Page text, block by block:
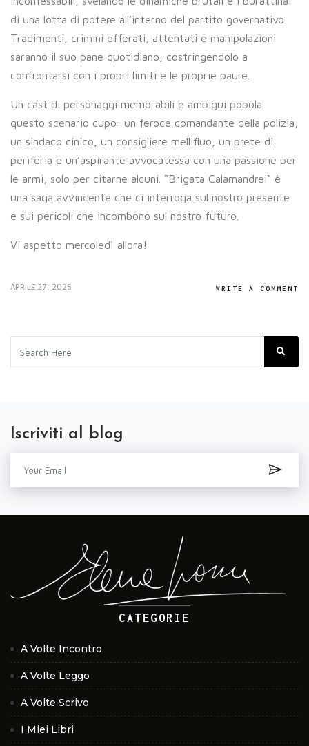
di una lotta di potere all’interno del partito governativo.
Tradimenti, crimini efferati, attentati e manipolazioni
saranno il suo pane quotidiano, costringendolo a
confrontarsi con i propri limiti e le proprie paure.
Un cast di personaggi memorabili e ambigui popola
questo scenario cupo: un feroce comandante della polizia,
un sindaco cinico, un consigliere mellifluo, un prete di
periferia e un’aspirante avvocatessa con una passione per
le armi, solo per citarne alcuni. “Brigata Calamandrei” è
una saga avvincente che ci interroga sul nostro presente
e sui pericoli che incombono sul nostro futuro.
Vi aspetto mercoledì allora!
APRILE 27, 2025 WRITE A COMMENT
Iscriviti al blog
CATEGORIE
A Volte Incontro
A Volte Leggo
A Volte Scrivo
I Miei Libri